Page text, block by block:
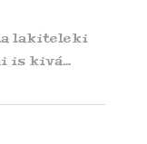
lakiteleki
is kivá...